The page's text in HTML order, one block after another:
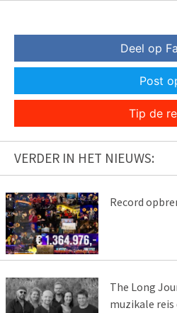
Deel op
Post
Tip de
VERDER IN HET NIEUWS:
Record
The Long
muzikale